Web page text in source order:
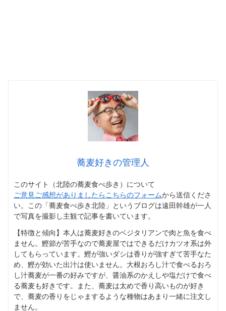
蕎麦好きの管理人
このサイト（北陸の蕎麦食べ歩き）について
ご意見ご感想がありましたらこちらのフォームから送信くださ
い。この「蕎麦食べ歩き北陸」というブログは遠田幹雄が一人
で写真を撮影し主観で記事を書いています。
【特徴と傾向】本人は蕎麦好きのベジタリアンで肉と魚を食べ
ません。鰹節が苦手なので蕎麦屋ではできるだけカツオ系は外
してもらっています。鰹が強いダシは香りが強すぎて苦手なた
め、鰹が効いた出汁は使いません。大根おろし汁で食べるおろ
し汁蕎麦が一番の好みですが、醤油系のかえしや塩だけで食べ
る蕎麦も好きです。また、蕎麦は太めで香り高いものが好き
で、蕎麦の香りをじゃまするような種物はあまり一緒に注文し
ません。